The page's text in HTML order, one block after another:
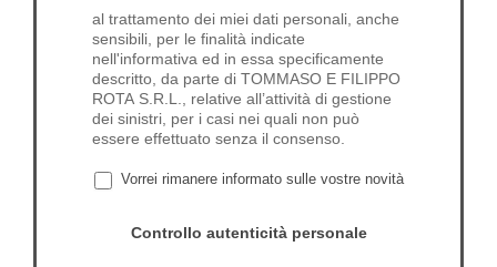
al trattamento dei miei dati personali, anche
sensibili, per le finalità indicate
nell'informativa ed in essa specificamente
descritto, da parte di TOMMASO E FILIPPO
ROTA S.R.L., relative all’attività di gestione
dei sinistri, per i casi nei quali non può
essere effettuato senza il consenso.
Vorrei rimanere informato sulle vostre novità
Controllo autenticità personale